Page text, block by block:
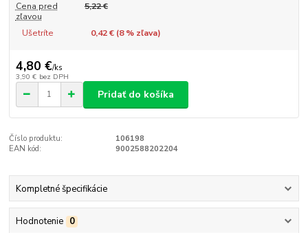
Cena pred
zľavou
5,22 €
Ušetríte 0,42 € (8% zľava)
4,80 €/ks
3,90 € bez DPH
Pridať do košíka
Číslo produktu:
106198
EAN kód:
9002588202204
Kompletné špecifikácie
Hodnotenie 0